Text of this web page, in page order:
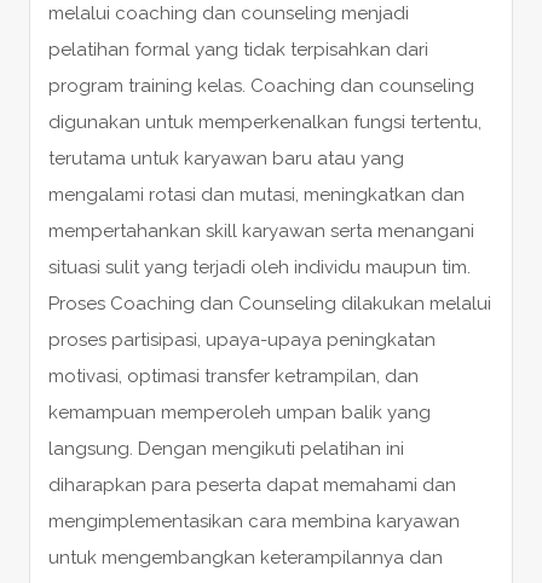
melalui coaching dan counseling menjadi
pelatihan formal yang tidak terpisahkan dari
program training kelas. Coaching dan counseling
digunakan untuk memperkenalkan fungsi tertentu,
terutama untuk karyawan baru atau yang
mengalami rotasi dan mutasi, meningkatkan dan
mempertahankan skill karyawan serta menangani
situasi sulit yang terjadi oleh individu maupun tim.
Proses Coaching dan Counseling dilakukan melalui
proses partisipasi, upaya-upaya peningkatan
motivasi, optimasi transfer ketrampilan, dan
kemampuan memperoleh umpan balik yang
langsung. Dengan mengikuti pelatihan ini
diharapkan para peserta dapat memahami dan
mengimplementasikan cara membina karyawan
untuk mengembangkan keterampilannya dan